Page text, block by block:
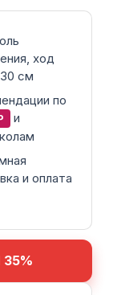
ход
см
по
и
и оплата